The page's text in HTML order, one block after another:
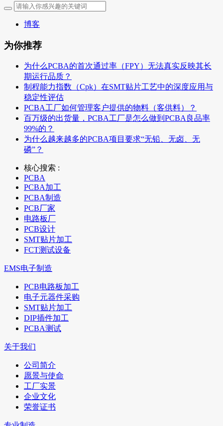
博客
为你推荐
为什么PCBA的首次通过率（FPY）无法真实反映其长
期运行品质？
制程能力指数（Cpk）在SMT贴片工艺中的深度应用与
稳定性评估
PCBA工厂如何管理客户提供的物料（客供料）？
百万级的出货量，PCBA工厂是怎么做到PCBA良品率
99%的？
为什么越来越多的PCBA项目要求“无铅、无卤、无
磷”？
核心搜索 :
PCBA
PCBA加工
PCBA制造
PCB厂家
电路板厂
PCB设计
SMT贴片加工
FCT测试设备
EMS电子制造
PCB电路板加工
电子元器件采购
SMT贴片加工
DIP插件加工
PCBA测试
关于我们
公司简介
愿景与使命
工厂实景
企业文化
荣誉证书